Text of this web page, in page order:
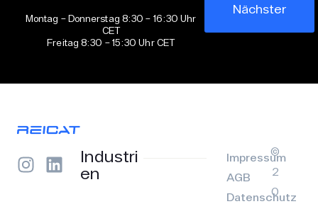
Montag – Donnerstag 8:30 – 16:30 Uhr
CET
Freitag 8:30 – 15:30 Uhr CET
Nächster
Industri
en
Impressum
AGB
Datenschutz
©
2
0